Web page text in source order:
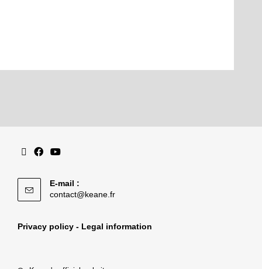
E-mail :
contact@keane.fr
Privacy policy - Legal information